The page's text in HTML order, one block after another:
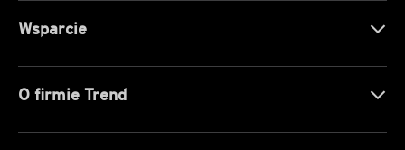
Wsparcie
O firmie Trend